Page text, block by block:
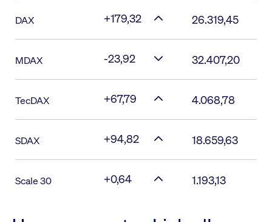
DAX +179,32 26.319,45
MDAX -23,92 32.407,20
TecDAX +67,79 4.068,78
SDAX +94,82 18.659,63
Scale 30 +0,64 1.193,13